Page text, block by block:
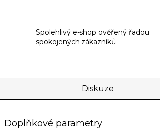
Spolehlivý e-shop ověřený řadou
spokojených zákazníků
Diskuze
Doplňkové parametry